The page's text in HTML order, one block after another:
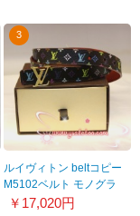
3
ルイヴィトン beltコピー
M5102ベルト モノグラ
ム・マルチカラー
￥17,020円